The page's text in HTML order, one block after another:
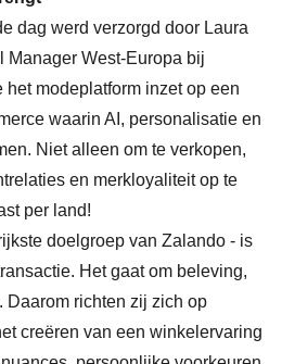
dag werd verzorgd door Laura
Manager West-Europa bij
modeplatform inzet op een
waarin AI, personalisatie en
Niet alleen om te verkopen,
en merkloyaliteit op te
per land!
doelgroep van Zalando - is
Het gaat om beleving,
Daarom richten zij zich op
creëren van een winkelervaring